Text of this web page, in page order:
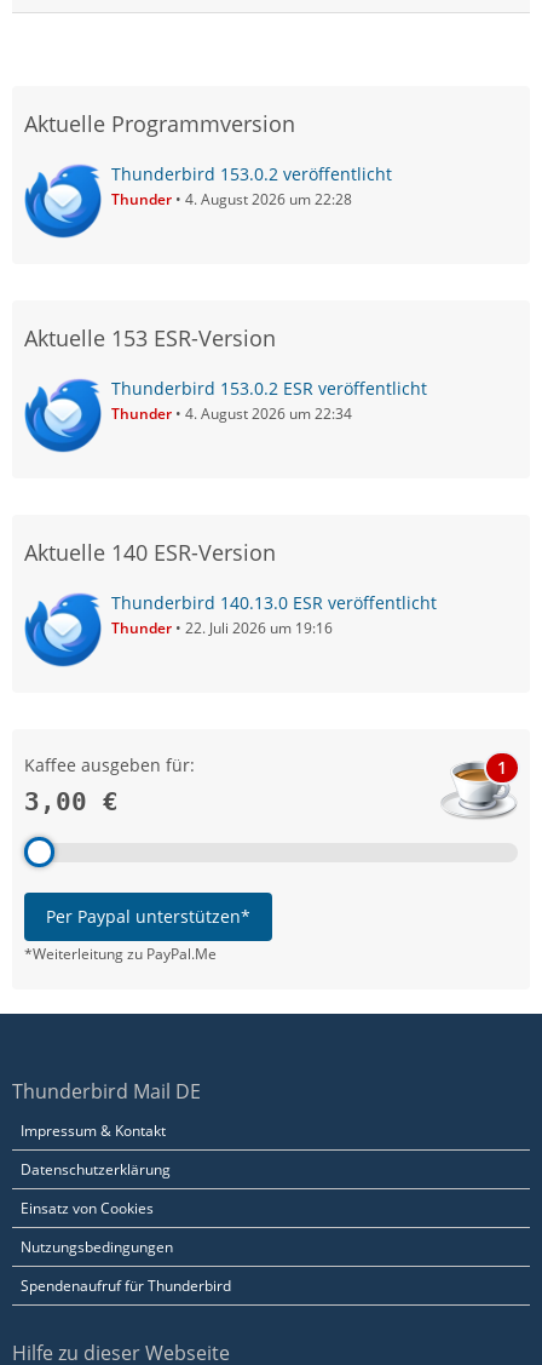
Aktuelle Programmversion
Thunderbird 153.0.2 veröffentlicht
Thunder 4. August 2026 um 22:28
Aktuelle 153 ESR-Version
Thunderbird 153.0.2 ESR veröffentlicht
Thunder 4. August 2026 um 22:34
Aktuelle 140 ESR-Version
Thunderbird 140.13.0 ESR veröffentlicht
Thunder 22. Juli 2026 um 19:16
Kaffee ausgeben für:
3,00 €
1
Per Paypal unterstützen*
*Weiterleitung zu PayPal.Me
Thunderbird Mail DE
Impressum & Kontakt
Datenschutzerklärung
Einsatz von Cookies
Nutzungsbedingungen
Spendenaufruf für Thunderbird
Hilfe zu dieser Webseite